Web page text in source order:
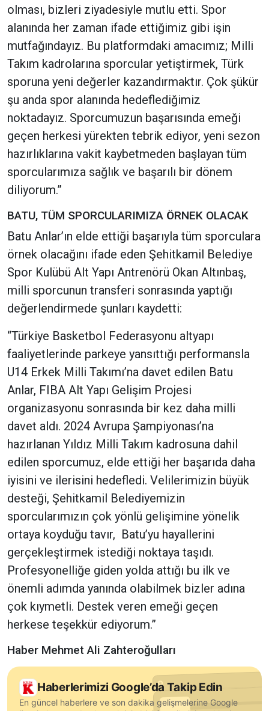
olması, bizleri ziyadesiyle mutlu etti. Spor
alanında her zaman ifade ettiğimiz gibi işin
mutfağındayız. Bu platformdaki amacımız; Milli
Takım kadrolarına sporcular yetiştirmek, Türk
sporuna yeni değerler kazandırmaktır. Çok şükür
şu anda spor alanında hedeflediğimiz
noktadayız. Sporcumuzun başarısında emeği
geçen herkesi yürekten tebrik ediyor, yeni sezon
hazırlıklarına vakit kaybetmeden başlayan tüm
sporcularımıza sağlık ve başarılı bir dönem
diliyorum.”
BATU, TÜM SPORCULARIMIZA ÖRNEK OLACAK
Batu Anlar’ın elde ettiği başarıyla tüm sporculara
örnek olacağını ifade eden Şehitkamil Belediye
Spor Kulübü Alt Yapı Antrenörü Okan Altınbaş,
milli sporcunun transferi sonrasında yaptığı
değerlendirmede şunları kaydetti:
“Türkiye Basketbol Federasyonu altyapı
faaliyetlerinde parkeye yansıttığı performansla
U14 Erkek Milli Takımı’na davet edilen Batu
Anlar, FIBA Alt Yapı Gelişim Projesi
organizasyonu sonrasında bir kez daha milli
davet aldı. 2024 Avrupa Şampiyonası’na
hazırlanan Yıldız Milli Takım kadrosuna dahil
edilen sporcumuz, elde ettiği her başarıda daha
iyisini ve ilerisini hedefledi. Velilerimizin büyük
desteği, Şehitkamil Belediyemizin
sporcularımızın çok yönlü gelişimine yönelik
ortaya koyduğu tavır, Batu’yu hayallerini
gerçekleştirmek istediği noktaya taşıdı.
Profesyonelliğe giden yolda attığı bu ilk ve
önemli adımda yanında olabilmek bizler adına
çok kıymetli. Destek veren emeği geçen
herkese teşekkür ediyorum.”
Haber Mehmet Ali Zahteroğulları
Haberlerimizi Google’da Takip Edin
En güncel haberlere ve son dakika gelişmelerine Google